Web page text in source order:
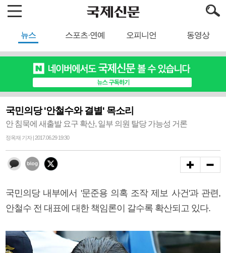
뉴스 스포츠·연예 오피니언 동영상
국민의당 '안철수와 결별' 목소리
안 침묵에 새출발 요구 확산, 일부 의원 탈당 가능성 거론
정옥재 기자 | 2017.06.29 19:30
국민의당 내부에서 '문준용 의혹 조작 제보 사건'과 관련,
안철수 전 대표에 대한 책임론이 갈수록 확산되고 있다.